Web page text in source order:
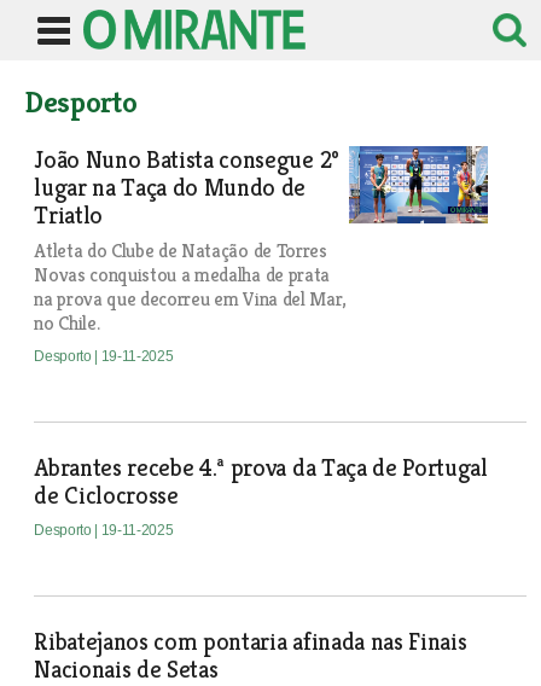
Desporto
João Nuno Batista consegue 2º
lugar na Taça do Mundo de
Triatlo
Atleta do Clube de Natação de Torres
Novas conquistou a medalha de prata
na prova que decorreu em Vina del Mar,
no Chile.
Desporto | 19-11-2025
Abrantes recebe 4.ª prova da Taça de Portugal
de Ciclocrosse
Desporto | 19-11-2025
Ribatejanos com pontaria afinada nas Finais
Nacionais de Setas